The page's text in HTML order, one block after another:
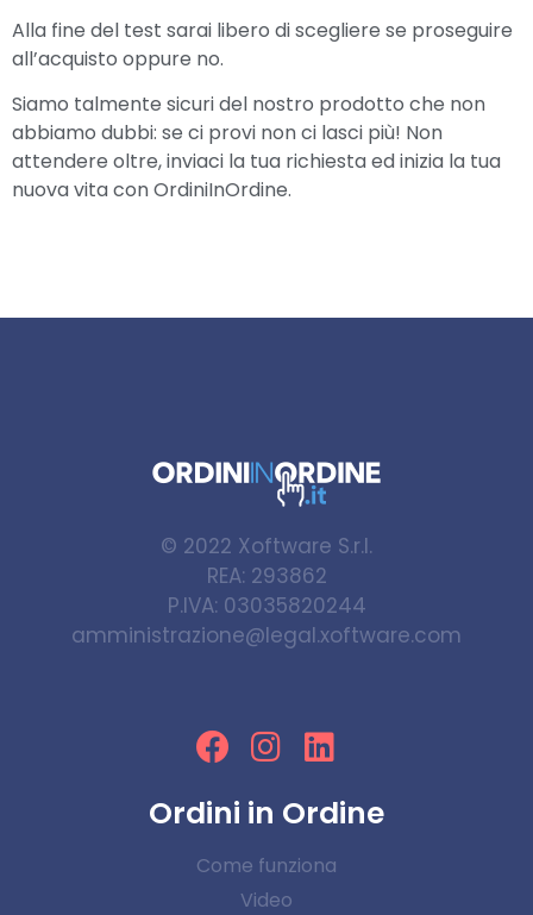
Alla fine del test sarai libero di scegliere se proseguire
all’acquisto oppure no.
Siamo talmente sicuri del nostro prodotto che non
abbiamo dubbi: se ci provi non ci lasci più! Non
attendere oltre, inviaci la tua richiesta ed inizia la tua
nuova vita con OrdiniInOrdine.
© 2022 Xoftware S.r.l.
REA: 293862
P.IVA: 03035820244
amministrazione@legal.xoftware.com
Ordini in Ordine
Come funziona
Video